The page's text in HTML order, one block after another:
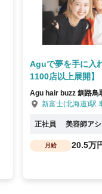
Aguで夢を手に入
1100店以上展開】
Agu hair buzz 釧路鳥
新富士(北海道)駅
正社員 美容師ア
月給 20.5万